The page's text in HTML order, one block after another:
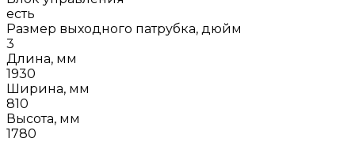
есть
Размер выходного патрубка, дюйм
3
Длина, мм
1930
Ширина, мм
810
Высота, мм
1780